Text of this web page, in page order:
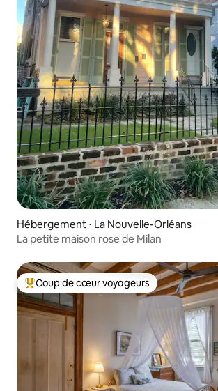
Hébergement ⋅ La Nouvelle-Orléans
La petite maison rose de Milan
Coups de cœur voyageurs les plus
Coup de cœur voyageurs